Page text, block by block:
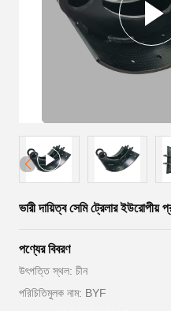
ভারী দায়িত্ব সেমি ট্রেলার
পণ্যের বিবরণ
উৎপত্তি স্থল: চীন
পরিচিতিমুলক নাম: BYF